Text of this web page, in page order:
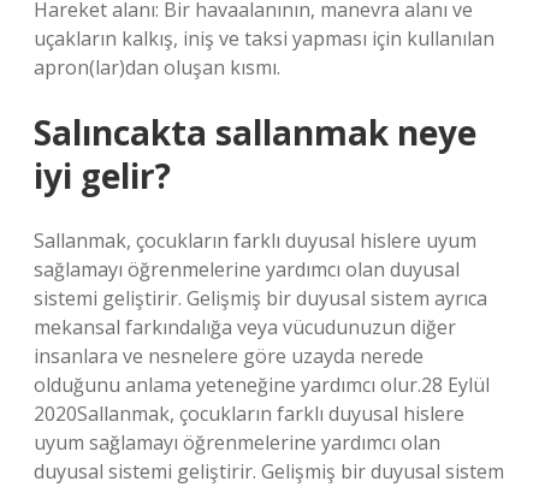
Hareket alanı: Bir havaalanının, manevra alanı ve
uçakların kalkış, iniş ve taksi yapması için kullanılan
apron(lar)dan oluşan kısmı.
Salıncakta sallanmak neye
iyi gelir?
Sallanmak, çocukların farklı duyusal hislere uyum
sağlamayı öğrenmelerine yardımcı olan duyusal
sistemi geliştirir. Gelişmiş bir duyusal sistem ayrıca
mekansal farkındalığa veya vücudunuzun diğer
insanlara ve nesnelere göre uzayda nerede
olduğunu anlama yeteneğine yardımcı olur.28 Eylül
2020Sallanmak, çocukların farklı duyusal hislere
uyum sağlamayı öğrenmelerine yardımcı olan
duyusal sistemi geliştirir. Gelişmiş bir duyusal sistem